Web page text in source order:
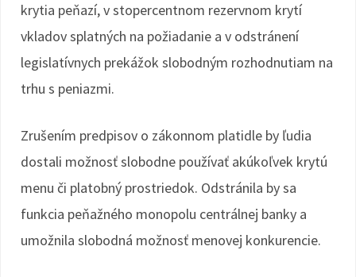
krytia peňazí, v stopercentnom rezervnom krytí
vkladov splatných na požiadanie a v odstránení
legislatívnych prekážok slobodným rozhodnutiam na
trhu s peniazmi.
Zrušením predpisov o zákonnom platidle by ľudia
dostali možnosť slobodne používať akúkoľvek krytú
menu či platobný prostriedok. Odstránila by sa
funkcia peňažného monopolu centrálnej banky a
umožnila slobodná možnosť menovej konkurencie.